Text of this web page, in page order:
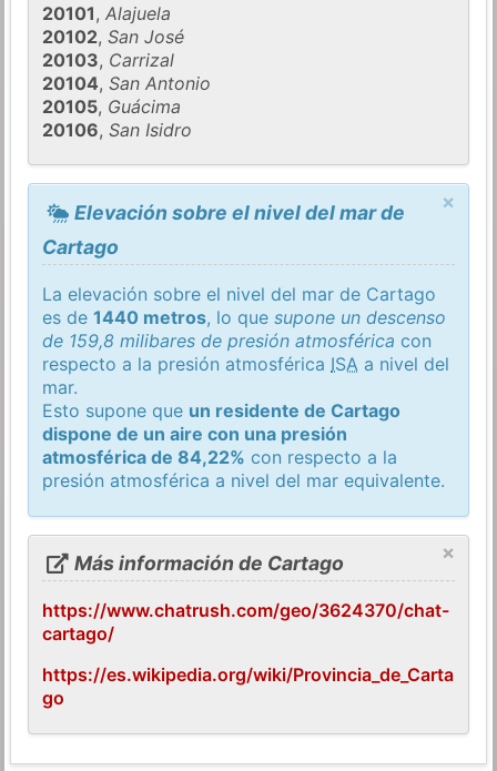
20101,Alajuela
20102,San José
20103, Carrizal
20104,San Antonio
20105, Guácima
20106,San Isidro
×
Elevación sobre el nivel del mar de
Cartago
La elevación sobre el nivel del mar de Cartago
es de1440 metros, lo quesupone un descenso
de 159,8 milibares de presión atmosférica con
respecto a la presión atmosférica ISA a nivel del
mar.
Esto supone que un residente de Cartago
dispone de un aire con una presión
atmosférica de 84,22% con respecto a la
presión atmosférica a nivel del mar equivalente.
×
Más información de Cartago
https://www.chatrush.com/geo/3624370/chat-
cartago/
https://es.wikipedia.org/wiki/Provincia_de_Carta
go